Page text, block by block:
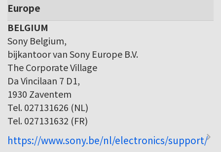
Europe
BELGIUM
Sony Belgium,
bijkantoor van Sony Europe B.V.
The Corporate Village
Da Vincilaan 7 D1,
1930 Zaventem
Tel. 027131626 (NL)
Tel. 027131632 (FR)
https://www.sony.be/nl/electronics/support/